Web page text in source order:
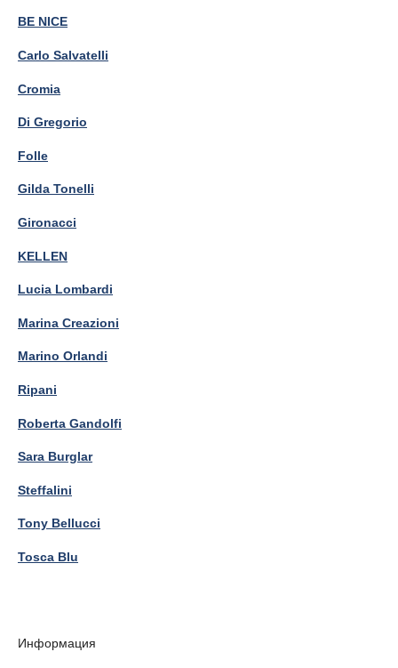
BE NICE
Carlo Salvatelli
Cromia
Di Gregorio
Folle
Gilda Tonelli
Gironacci
KELLEN
Lucia Lombardi
Marina Creazioni
Marino Orlandi
Ripani
Roberta Gandolfi
Sara Burglar
Steffalini
Tony Bellucci
Tosca Blu
Информация